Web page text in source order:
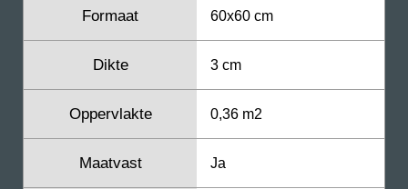
Formaat 60x60 cm
Dikte 3 cm
Oppervlakte 0,36 m2
Maatvast Ja